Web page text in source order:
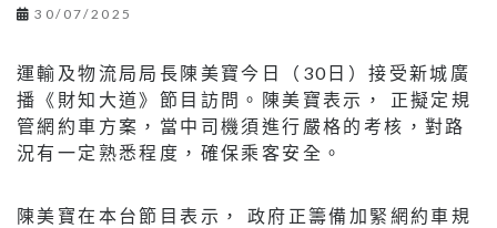
30/07/2025
運輸及物流局局長陳美寶今日（30日）接受新城廣
播《財知大道》節目訪問。陳美寶表示， 正擬定規
管網約車方案，當中司機須進行嚴格的考核，對路
況有一定熟悉程度，確保乘客安全。
陳美寶在本台節目表示， 政府正籌備加緊網約車規